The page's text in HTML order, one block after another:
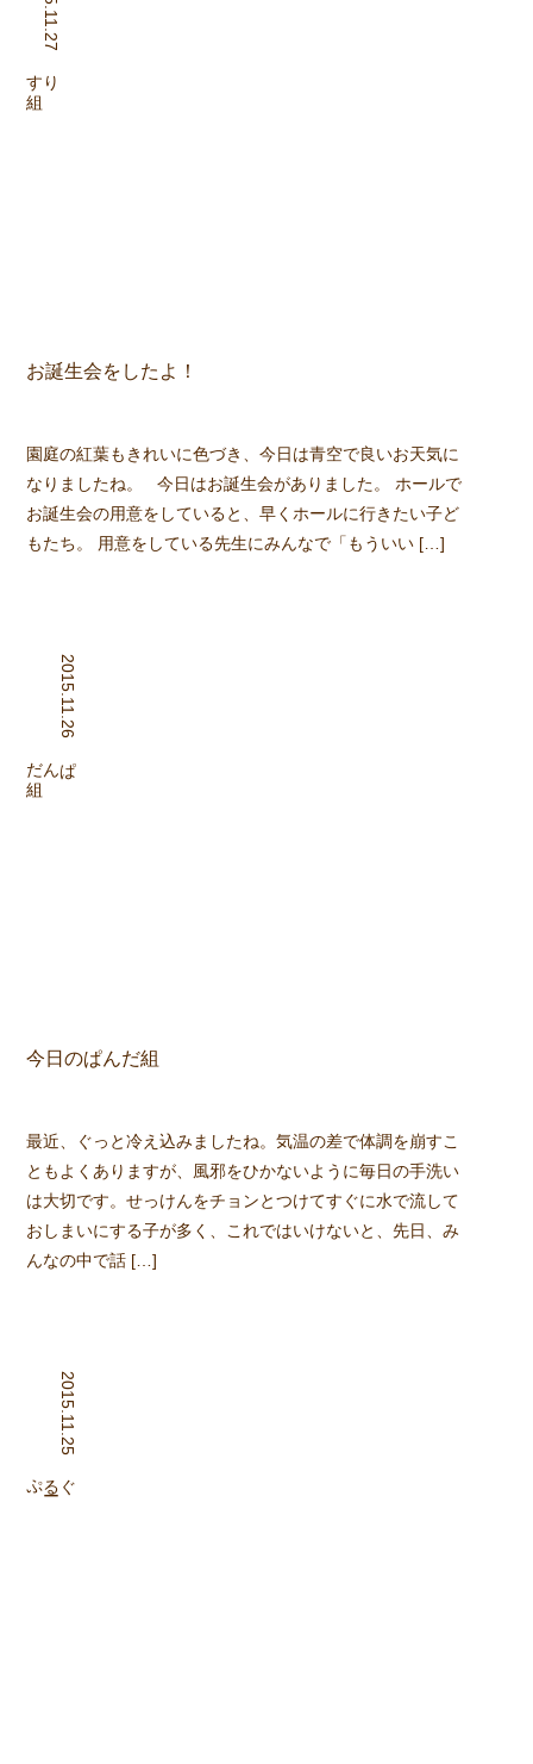
りす
組
お誕生会をしたよ！
園庭の紅葉もきれいに色づき、今日は青空で良いお天気に
なりましたね。 今日はお誕生会がありました。 ホールで
お誕生会の用意をしていると、早くホールに行きたい子ど
もたち。 用意をしている先生にみんなで「もういい […]
2015.11.26
ぱんだ
組
今日のぱんだ組
最近、ぐっと冷え込みましたね。気温の差で体調を崩すこ
ともよくありますが、風邪をひかないように毎日の手洗い
は大切です。せっけんをチョンとつけてすぐに水で流して
おしまいにする子が多く、これではいけないと、先日、み
んなの中で話 […]
2015.11.25
ぐるー
ぷ